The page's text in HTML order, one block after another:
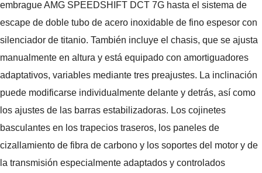
embrague AMG SPEEDSHIFT DCT 7G hasta el sistema de
escape de doble tubo de acero inoxidable de fino espesor con
silenciador de titanio. También incluye el chasis, que se ajusta
manualmente en altura y está equipado con amortiguadores
adaptativos, variables mediante tres preajustes. La inclinación
puede modificarse individualmente delante y detrás, así como
los ajustes de las barras estabilizadoras. Los cojinetes
basculantes en los trapecios traseros, los paneles de
cizallamiento de fibra de carbono y los soportes del motor y de
la transmisión especialmente adaptados y controlados